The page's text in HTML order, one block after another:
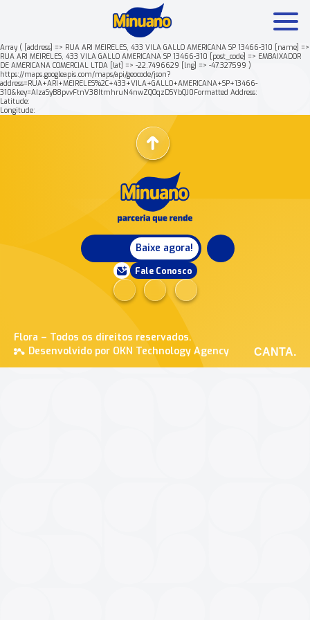
Array ( [address] => RUA ARI MEIRELES, 433 VILA GALLO AMERICANA SP 13466-310 [name] =>
RUA ARI MEIRELES, 433 VILA GALLO AMERICANA SP 13466-310 [post_code] => EMBAIXADOR
DE AMERICANA COMERCIAL LTDA [lat] => -22.7496629 [lng] => -47.327599 )
https://maps.googleapis.com/maps/api/geocode/json?
address=RUA+ARI+MEIRELES%2C+433+VILA+GALLO+AMERICANA+SP+13466-
310&key=AIzaSyB8pvvFtnV38ItmhruN4nwZQOqzDSYbQJ0Formatted Address:
Latitude:
Longitude:
Baixe agora!
Fale Conosco
Flora – Todos os direitos reservados.
Desenvolvido por OKN Technology Agency
CANTA.
Mais buscados: Produtos Minuano Rende +
Nossa história